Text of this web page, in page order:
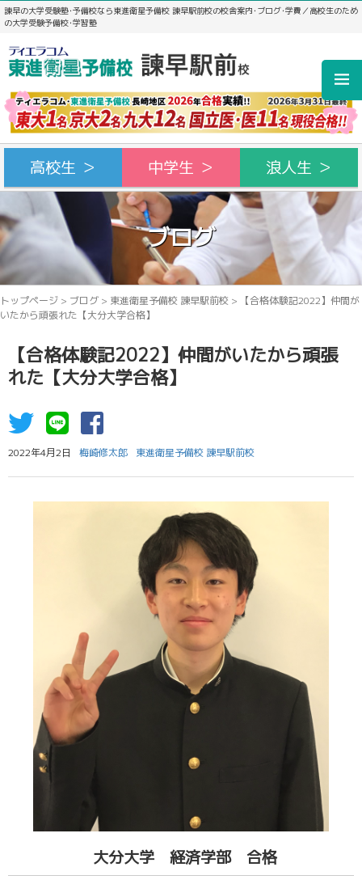
諫早の大学受験塾･予備校なら東進衛星予備校 諫早駅前校の校舎案内･ブログ･学費／高校生のため
の大学受験予備校･学習塾
高校生 ＞ 中学生 ＞ 浪人生 ＞
ブログ
トップページ > ブログ > 東進衛星予備校 諫早駅前校 >
【合格体験記2022】仲間が
いたから頑張れた【大分大学合格】
【合格体験記2022】仲間がいたから頑張
れた【大分大学合格】
2022年4月2日 梅崎修太郎 東進衛星予備校 諫早駅前校
大分大学 経済学部 合格